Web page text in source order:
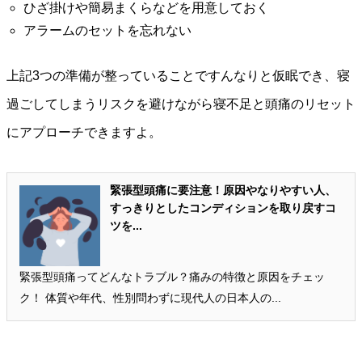
ひざ掛けや簡易まくらなどを用意しておく
アラームのセットを忘れない
上記3つの準備が整っていることですんなりと仮眠でき、寝
過ごしてしまうリスクを避けながら寝不足と頭痛のリセット
にアプローチできますよ。
緊張型頭痛に要注意！原因やなりやすい人、
すっきりとしたコンディションを取り戻すコ
ツを...
緊張型頭痛ってどんなトラブル？痛みの特徴と原因をチェッ
ク！ 体質や年代、性別問わずに現代人の日本人の...